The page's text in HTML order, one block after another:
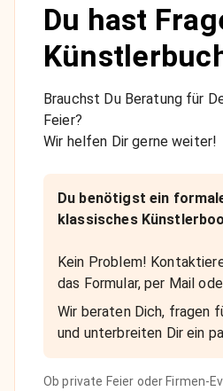
Du hast
Brauchst Du Beratung für
Feier?
Wir helfen Dir gerne weiter!
Du benötigst ein
klassisches
Kein Problem!
das Formular, per Mail
Wir beraten Dich, fragen
und unterbreiten Dir ein
Ob private Feier oder Firmen-